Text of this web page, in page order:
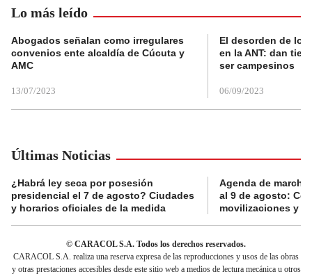
Lo más leído
Abogados señalan como irregulares
convenios ente alcaldía de Cúcuta y
AMC
13/07/2023
El desorden de
en la ANT: dan
ser campesinos
06/09/2023
Últimas Noticias
¿Habrá ley seca por posesión
presidencial el 7 de agosto? Ciudades
y horarios oficiales de la medida
Agenda de
al 9 de agosto:
movilizaciones y
© CARACOL S.A. Todos los derechos reservados.
CARACOL S.A. realiza una reserva expresa de las reproducciones y usos de las obras
y otras prestaciones accesibles desde este sitio web a medios de lectura mecánica u otros